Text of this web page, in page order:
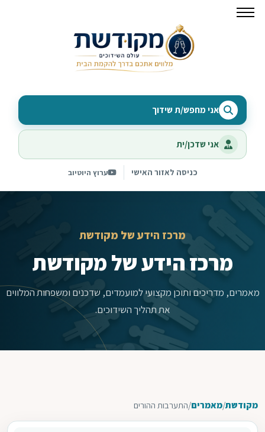
אני מחפש/ת שידוך
אני שדכן/ית
כניסה לאזור האישי ערוץ היוטיוב
מרכז הידע של מקודשת
מרכז הידע של מקודשת
מאמרים, מדריכים ותוכן מקצועי למועמדים, שדכנים ומשפחות המלווים
את תהליך השידוכים.
מקודשת/מאמרים/התערבות ההורים